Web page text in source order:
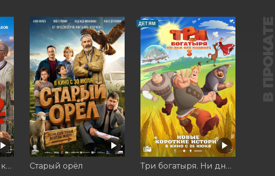
На деревню дедушке 2 Старый орёл
ДЕТЯМ
Три богатыря. Ни дня без подвига 3
В